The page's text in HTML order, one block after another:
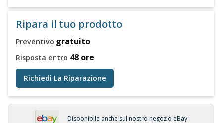
Ripara il tuo prodotto
Preventivo gratuito
Risposta entro 48 ore
Richiedi La Riparazione
Disponibile anche sul nostro negozio eBay